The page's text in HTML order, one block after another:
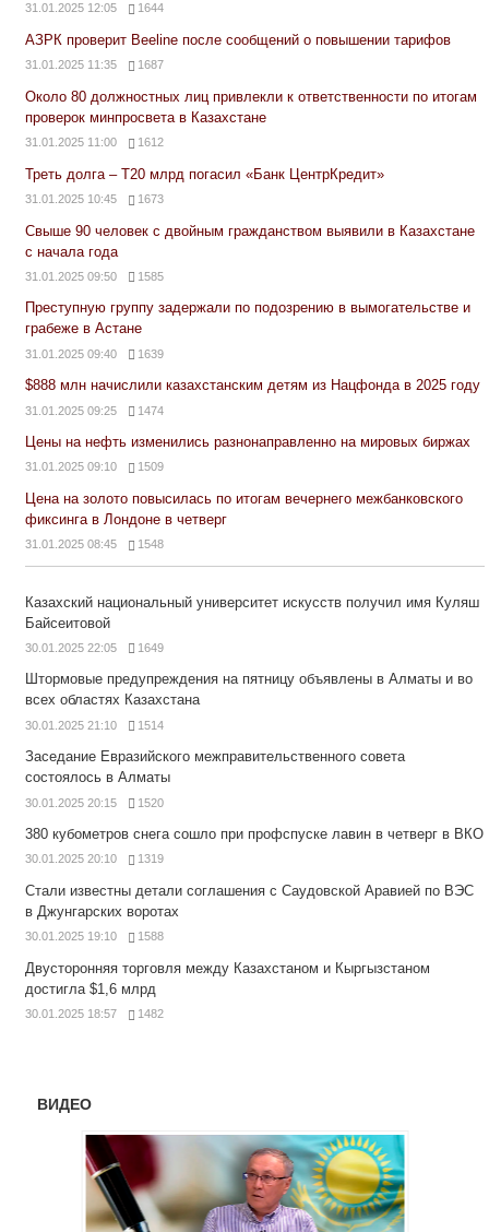
31.01.2025 12:05 1644
АЗРК проверит Beeline после сообщений о повышении тарифов
31.01.2025 11:35 1687
Около 80 должностных лиц привлекли к ответственности по итогам
проверок минпросвета в Казахстане
31.01.2025 11:00 1612
Треть долга – Т20 млрд погасил «Банк ЦентрКредит»
31.01.2025 10:45 1673
Свыше 90 человек с двойным гражданством выявили в Казахстане
с начала года
31.01.2025 09:50 1585
Преступную группу задержали по подозрению в вымогательстве и
грабеже в Астане
31.01.2025 09:40 1639
$888 млн начислили казахстанским детям из Нацфонда в 2025 году
31.01.2025 09:25 1474
Цены на нефть изменились разнонаправленно на мировых биржах
31.01.2025 09:10 1509
Цена на золото повысилась по итогам вечернего межбанковского
фиксинга в Лондоне в четверг
31.01.2025 08:45 1548
Казахский национальный университет искусств получил имя Куляш
Байсеитовой
30.01.2025 22:05 1649
Штормовые предупреждения на пятницу объявлены в Алматы и во
всех областях Казахстана
30.01.2025 21:10 1514
Заседание Евразийского межправительственного совета
состоялось в Алматы
30.01.2025 20:15 1520
380 кубометров снега сошло при профспуске лавин в четверг в ВКО
30.01.2025 20:10 1319
Стали известны детали соглашения с Саудовской Аравией по ВЭС
в Джунгарских воротах
30.01.2025 19:10 1588
Двусторонняя торговля между Казахстаном и Кыргызстаном
достигла $1,6 млрд
30.01.2025 18:57 1482
ВИДЕО